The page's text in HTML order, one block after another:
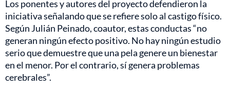
Los ponentes y autores del proyecto defendieron la
iniciativa señalando que se refiere solo al castigo físico.
Según Julián Peinado, coautor, estas conductas “no
generan ningún efecto positivo. No hay ningún estudio
serio que demuestre que una pela genere un bienestar
en el menor. Por el contrario, sí genera problemas
cerebrales”.